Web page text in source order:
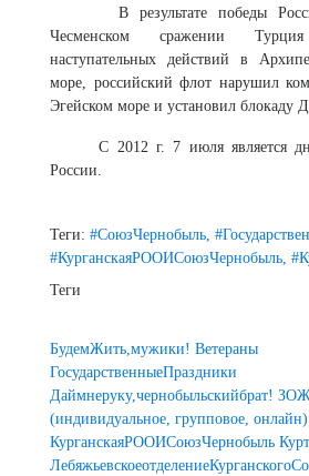
В результате победы
Чесменском сражении
наступательных действий в
море, российский флот нарушил
Эгейском море и установил блокаду
С 2012 г. 7 июля является
России.
Теги: #СоюзЧернобыль,
#КурганскаяРООИСоюзЧернобыль,
Теги
БудемЖить,мужики! Ветераны
ГосударственныеПраздники
Даймнеруку,чернобыльскийбрат!
(индивидуальное, групповое, онлайн)
КурганскаяРООИСоюзЧернобыль